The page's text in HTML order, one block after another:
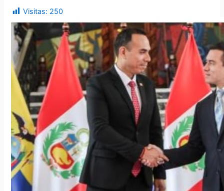
Visitas: 250